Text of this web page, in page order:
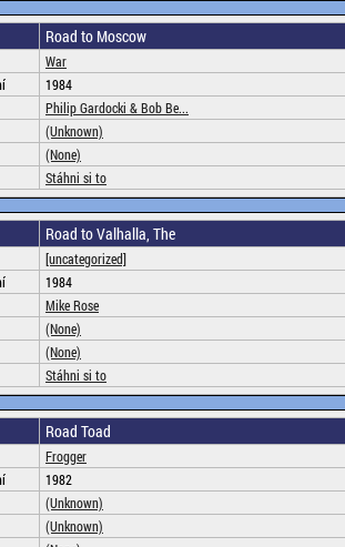
Road to Moscow
War
1984
Philip Gardocki & Bob Be...
(Unknown)
(None)
Stáhni si to
Road to Valhalla, The
[uncategorized]
1984
Mike Rose
(None)
(None)
Stáhni si to
Road Toad
Frogger
1982
(Unknown)
(Unknown)